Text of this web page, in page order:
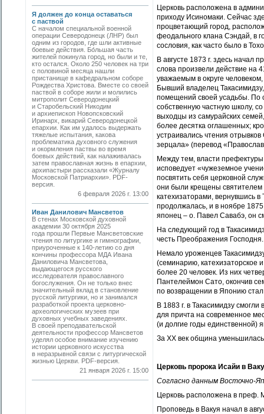
Я должен до конца оставаться
с паствой
С началом специальной военной
операции Северодонецк (ЛНР) был
одним из городов, где шли активные
боевые действия. Бо́льшая часть
жителей покинула город, но были и те,
кто остался. Около 250 человек на три
с половиной месяца нашли
пристанище в кафедральном соборе
Рождества Христова. Вместе со своей
паствой в соборе жили и молились
митрополит Северодонецкий
и Старобельский Никодим
и архиепископ Новопсковский
Иринарх, викарий Северодонецкой
епархии. Как им удалось выдержать
тяжелые испытания, какова
проблематика духовного служения
и окормления паствы во время
боевых действий, как налаживалась
затем православная жизнь в епархии,
архипастыри рассказали «Журналу
Московской Патриархии». PDF-
версия.
6 февраля 2026 г. 13:00
Иван Данилович Мансветов
В стенах Московской духовной
академии 30 октября 2025
года прошли Первые Мансветовские
чтения по литургике и гимнографии,
приуроченные к 140-летию со дня
кончины профессора МДА Ивана
Даниловича Мансветова,
выдающегося русского
исследователя православного
богослужения. Он не только внес
значительный вклад в становление
русской литургики, но и занимался
разработкой проекта церковно-
археологических музеев при
духовных учебных заведениях.
В своей преподавательской
деятельности профессор Мансветов
уделял особое внимание изучению
истории церковного искусства
в неразрывной связи с литургической
жизнью Церкви. PDF-версия.
21 января 2026 г. 15:00
Церковь расположена в
приходу Исиномаки. Сейчас
процветающий город,
феодального клана Сэндай, в
сословия, как часто было в
В августе 1873 г. здесь начал
слова произвели действие на
уважаемым в округе
Бывший владелец
помещений своей усадьбы. По
собственную частную школу,
выходцы из самурайских
более десятка оглашенных;
устраивались чтения
зерцала» (перевод
Между тем, власти
исповедует «чужеземное
посвятить себя церковной
они были крещены
катехизаторами, вернувшись
продолжалась, и в ноябре
японец – о. Павел Савабэ, он
На следующий год в
честь Преображения
Немало уроженцев
(семинарию, катехизаторское
более 20 человек. Из них
Пантелеймон Сато, окончив
по возвращении в Японию
В 1883 г. в Такасимидзу
для причта на современное
(и долгие годы единственной)
За ХХ век община
Церковь пророка Исайи в
Согласно данным Восточно-
Церковь расположена в преф.
Проповедь в Вакуя начал в